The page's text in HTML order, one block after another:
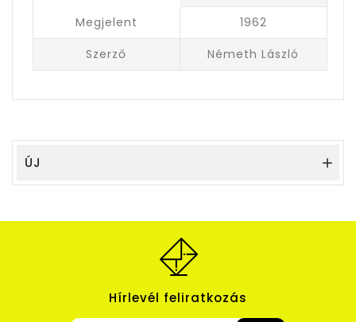
Megjelent
1962
Szerző
Németh László
ÚJ 
Hírlevél feliratkozás